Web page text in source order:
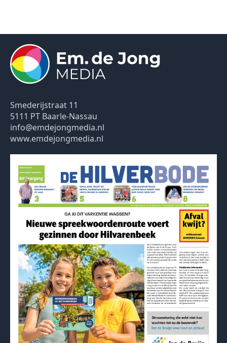
Smederijstraat 11
5111 PT Baarle-Nassau
info@emdejongmedia.nl
www.emdejongmedia.nl